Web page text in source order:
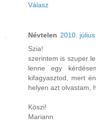
Válasz
Névtelen 2010.
Szia!
szerintem is szuper
lenne egy
kifagyasztod, mert
helyen azt olvastam,
Köszi!
Mariann